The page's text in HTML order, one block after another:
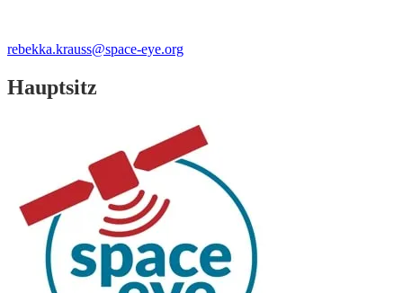
rebekka.krauss@space-eye.org
Hauptsitz